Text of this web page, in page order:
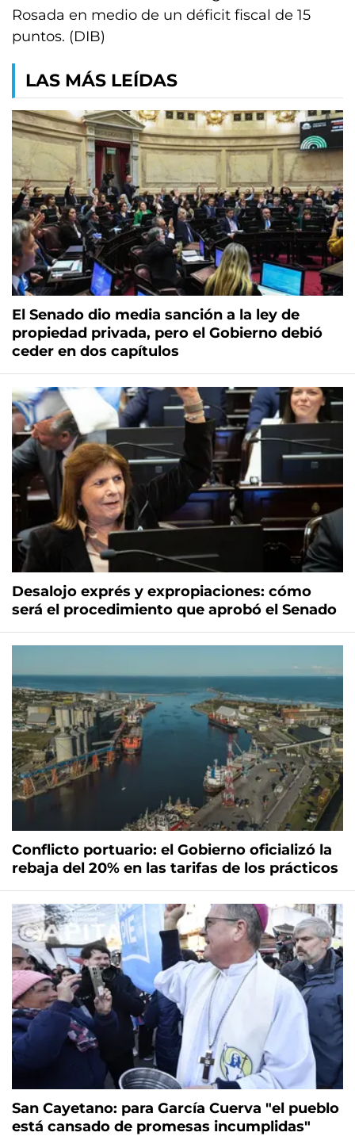
Rosada en medio de un déficit fiscal de 15
puntos. (DIB)
LAS MÁS LEÍDAS
El Senado dio media sanción a la ley de
propiedad privada, pero el Gobierno debió
ceder en dos capítulos
Desalojo exprés y expropiaciones: cómo
será el procedimiento que aprobó el Senado
Conflicto portuario: el Gobierno oficializó la
rebaja del 20% en las tarifas de los prácticos
San Cayetano: para García Cuerva "el pueblo
está cansado de promesas incumplidas"